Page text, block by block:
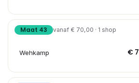
Maat 43 vanaf € 70,00 · 1 shop
Wehkamp €